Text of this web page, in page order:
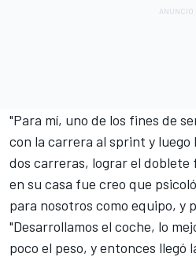
"Para mí, uno de los fines de
con la carrera al sprint y
dos carreras, lograr el doblete
en su casa fue creo que
para nosotros como equipo, y
"Desarrollamos el coche, lo
poco el peso, y entonces llegó